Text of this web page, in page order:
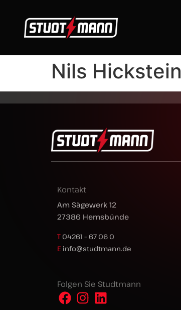
Nils Hickstein
Kontakt
Am Sägewerk 12
27386 Hemsbünde
T 04261 – 67 06 0
E info@studtmann.de
Folgen Sie Studtmann